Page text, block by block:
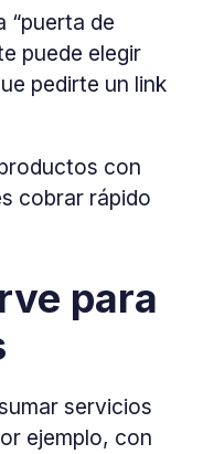
“puerta de
puede elegir
pedirte un link
con
cobrar rápido
para
servicios
ejemplo, con